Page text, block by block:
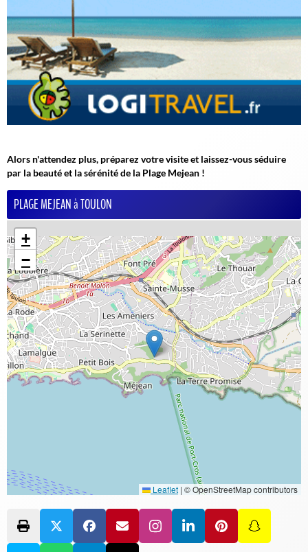
Alors n'attendez plus, préparez votre visite et laissez-vous séduire
par la beauté et la sérénité de la Plage Mejean !
PLAGE MEJEAN à TOULON
+
−
Leaflet | © OpenStreetMap contributors